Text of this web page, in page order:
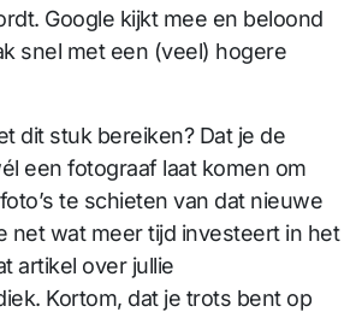
Google kijkt mee en beloond
snel met een (veel) hogere
dit stuk bereiken? Dat je de
een fotograaf laat komen om
te schieten van dat nieuwe
net wat meer tijd investeert in het
artikel over jullie
Kortom, dat je trots bent op